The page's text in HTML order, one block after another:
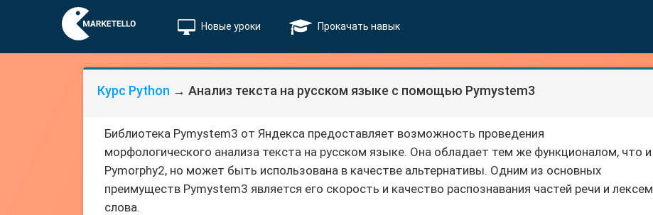
Новые уроки Прокачать навык
Курс Python → Анализ текста на русском языке с помощью Pymystem3
Библиотека Pymystem3 от Яндекса предоставляет возможность проведения
морфологического анализа текста на русском языке. Она обладает тем же функционалом, что и
Pymorphy2, но может быть использована в качестве альтернативы. Одним из основных
преимуществ Pymystem3 является его скорость и качество распознавания частей речи и лексем
слова.